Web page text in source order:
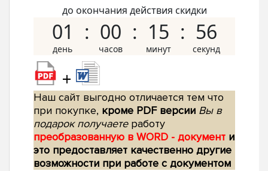
до окончания действия скидки
01 00 15 55
+
Наш сайт выгодно отличается тем что
при покупке, кроме PDF версии Вы в
подарок получаетеработу
преобразованную в WORD - документ и
это предоставляет качественно другие
возможности при работе с документом